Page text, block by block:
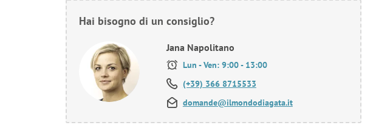
Hai bisogno di un consiglio?
Jana Napolitano
Lun - Ven: 9:00 - 13:00
(+39) 366 8715533
domande@ilmondodiagata.it